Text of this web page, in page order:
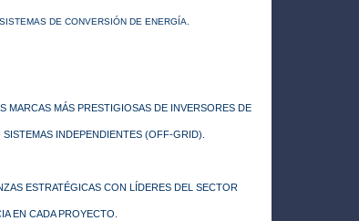
DE CONVERSIÓN DE ENERGÍA.
MARCAS MÁS PRESTIGIOSAS DE INVERSORES DE
INDEPENDIENTES (OFF-GRID).
ESTRATÉGICAS CON LÍDERES DEL SECTOR
EN CADA PROYECTO.